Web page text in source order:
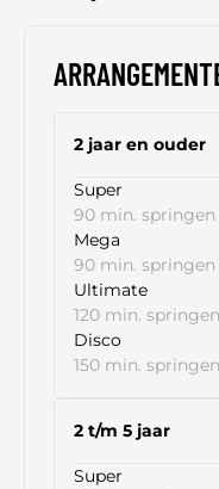
2 jaar en ouder
Super
90 min. springen
Mega
90 min. springen
Ultimate
120 min. springen
Disco
150 min. springen
2 t/m 5 jaar
Super